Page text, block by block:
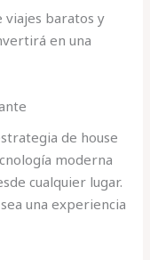
viajes baratos y
en una
de house
moderna
cualquier lugar.
sea una experiencia